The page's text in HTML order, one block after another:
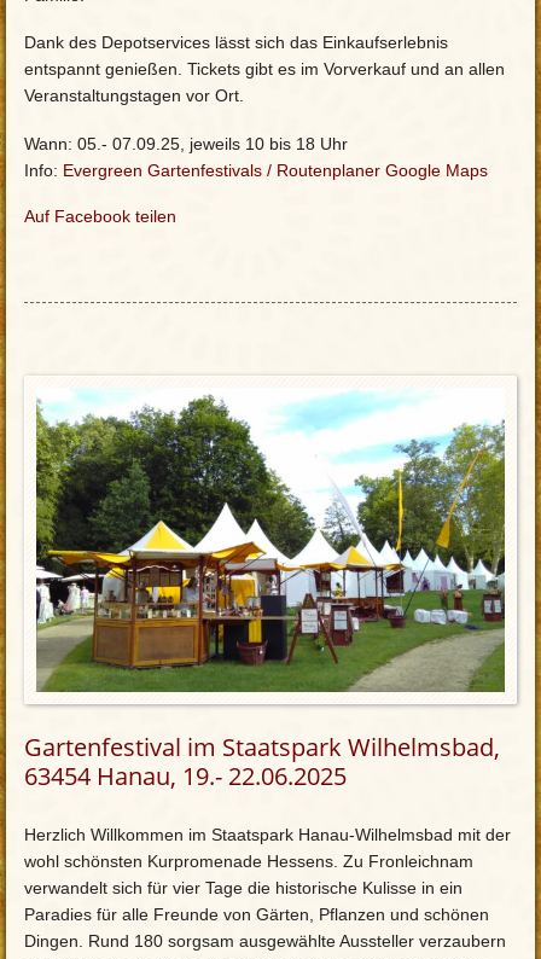
Dank des Depotservices lässt sich das Einkaufserlebnis
entspannt genießen. Tickets gibt es im Vorverkauf und an allen
Veranstaltungstagen vor Ort.
Wann: 05.- 07.09.25, jeweils 10 bis 18 Uhr
Info: Evergreen Gartenfestivals / Routenplaner Google Maps
Auf Facebook teilen
Gartenfestival im Staatspark Wilhelmsbad,
63454 Hanau, 19.- 22.06.2025
Herzlich Willkommen im Staatspark Hanau-Wilhelmsbad mit der
wohl schönsten Kurpromenade Hessens. Zu Fronleichnam
verwandelt sich für vier Tage die historische Kulisse in ein
Paradies für alle Freunde von Gärten, Pflanzen und schönen
Dingen. Rund 180 sorgsam ausgewählte Aussteller verzaubern